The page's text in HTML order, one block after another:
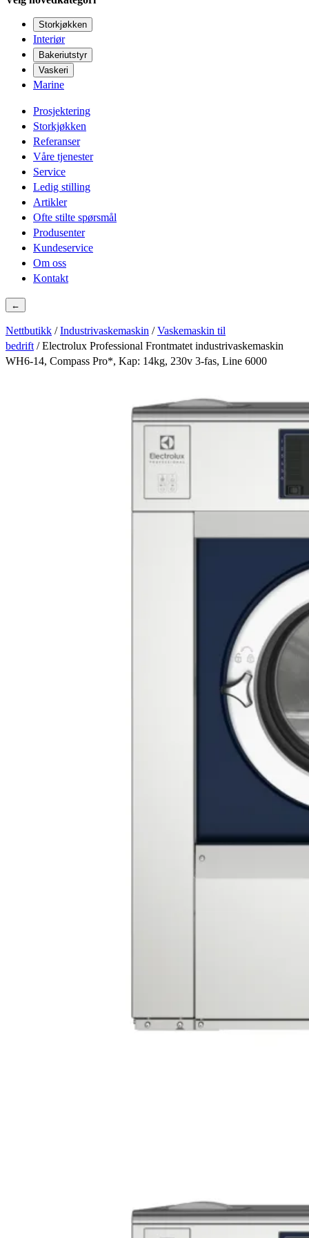
Storkjøkken
Interiør
Bakeriutstyr
Vaskeri
Marine
Prosjektering
Storkjøkken
Referanser
Våre tjenester
Service
Ledig stilling
Artikler
Ofte stilte spørsmål
Produsenter
Kundeservice
Om oss
Kontakt
←
Nettbutikk /Industrivaskemaskin /Vaskemaskin til
bedrift / Electrolux Professional Frontmatet industrivaskemaskin
WH6-14, Compass Pro*, Kap: 14kg, 230v 3-fas, Line 6000